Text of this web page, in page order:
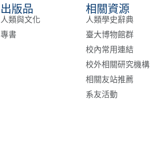
出版品
人類與文化
專書
相關資源
人類學史辭典
臺大博物館群
校內常用連結
校外相關研究機構
相關友站推薦
系友活動